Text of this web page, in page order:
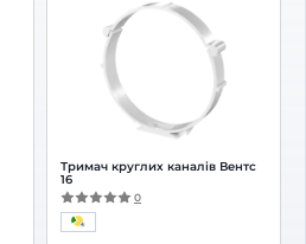
Артикул:0687843997
Діаметр:
100 мм
Тримач круглих каналів Вентс
16
0